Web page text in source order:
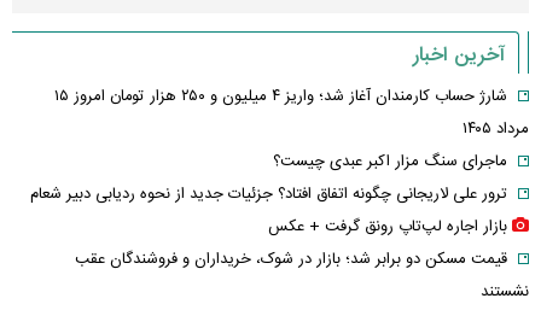
آخرین اخبار
شارژ حساب کارمندان آغاز شد؛ واریز ۴ میلیون و ۲۵۰ هزار تومان امروز ۱۵
مرداد ۱۴۰۵
ماجرای سنگ مزار اکبر عبدی چیست؟
ترور علی لاریجانی چگونه اتفاق افتاد؟ جزئیات جدید از نحوه ردیابی دبیر شعام
بازار اجاره لپ‌تاپ رونق گرفت + عکس
قیمت مسکن دو برابر شد؛ بازار در شوک، خریداران و فروشندگان عقب
نشستند